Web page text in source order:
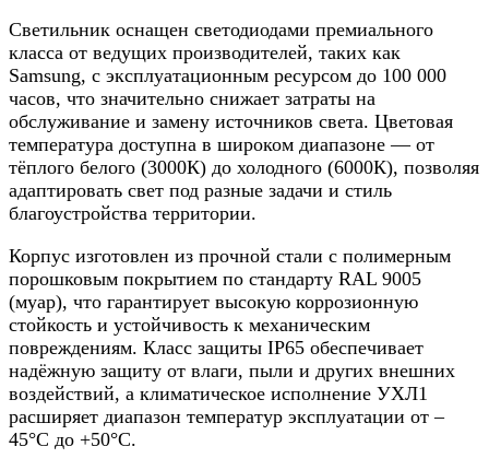
Светильник оснащен светодиодами премиального
класса от ведущих производителей, таких как
Samsung, с эксплуатационным ресурсом до 100 000
часов, что значительно снижает затраты на
обслуживание и замену источников света. Цветовая
температура доступна в широком диапазоне — от
тёплого белого (3000К) до холодного (6000К), позволяя
адаптировать свет под разные задачи и стиль
благоустройства территории.
Корпус изготовлен из прочной стали с полимерным
порошковым покрытием по стандарту RAL 9005
(муар), что гарантирует высокую коррозионную
стойкость и устойчивость к механическим
повреждениям. Класс защиты IP65 обеспечивает
надёжную защиту от влаги, пыли и других внешних
воздействий, а климатическое исполнение УХЛ1
расширяет диапазон температур эксплуатации от –
45°С до +50°С.